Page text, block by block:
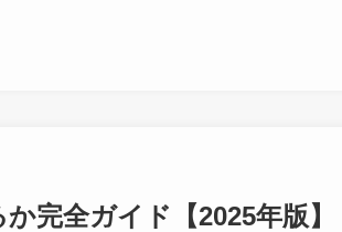
完全ガイド【2025年版】